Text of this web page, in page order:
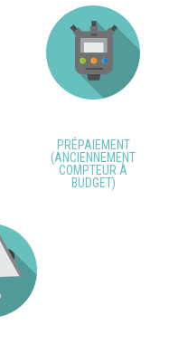
PRÉPAIEMENT
(ANCIENNEMENT
COMPTEUR À
BUDGET)